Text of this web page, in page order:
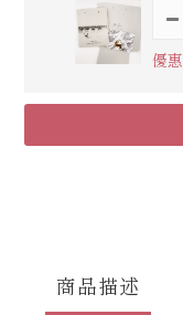
優
商品描述